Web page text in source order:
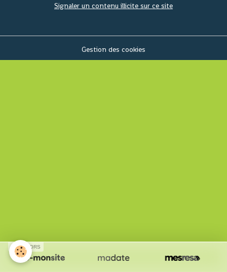
Signaler un contenu illicite sur ce site
Gestion des cookies
SPONSORS